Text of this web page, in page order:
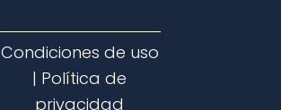
Condiciones de uso
| Política de
privacidad